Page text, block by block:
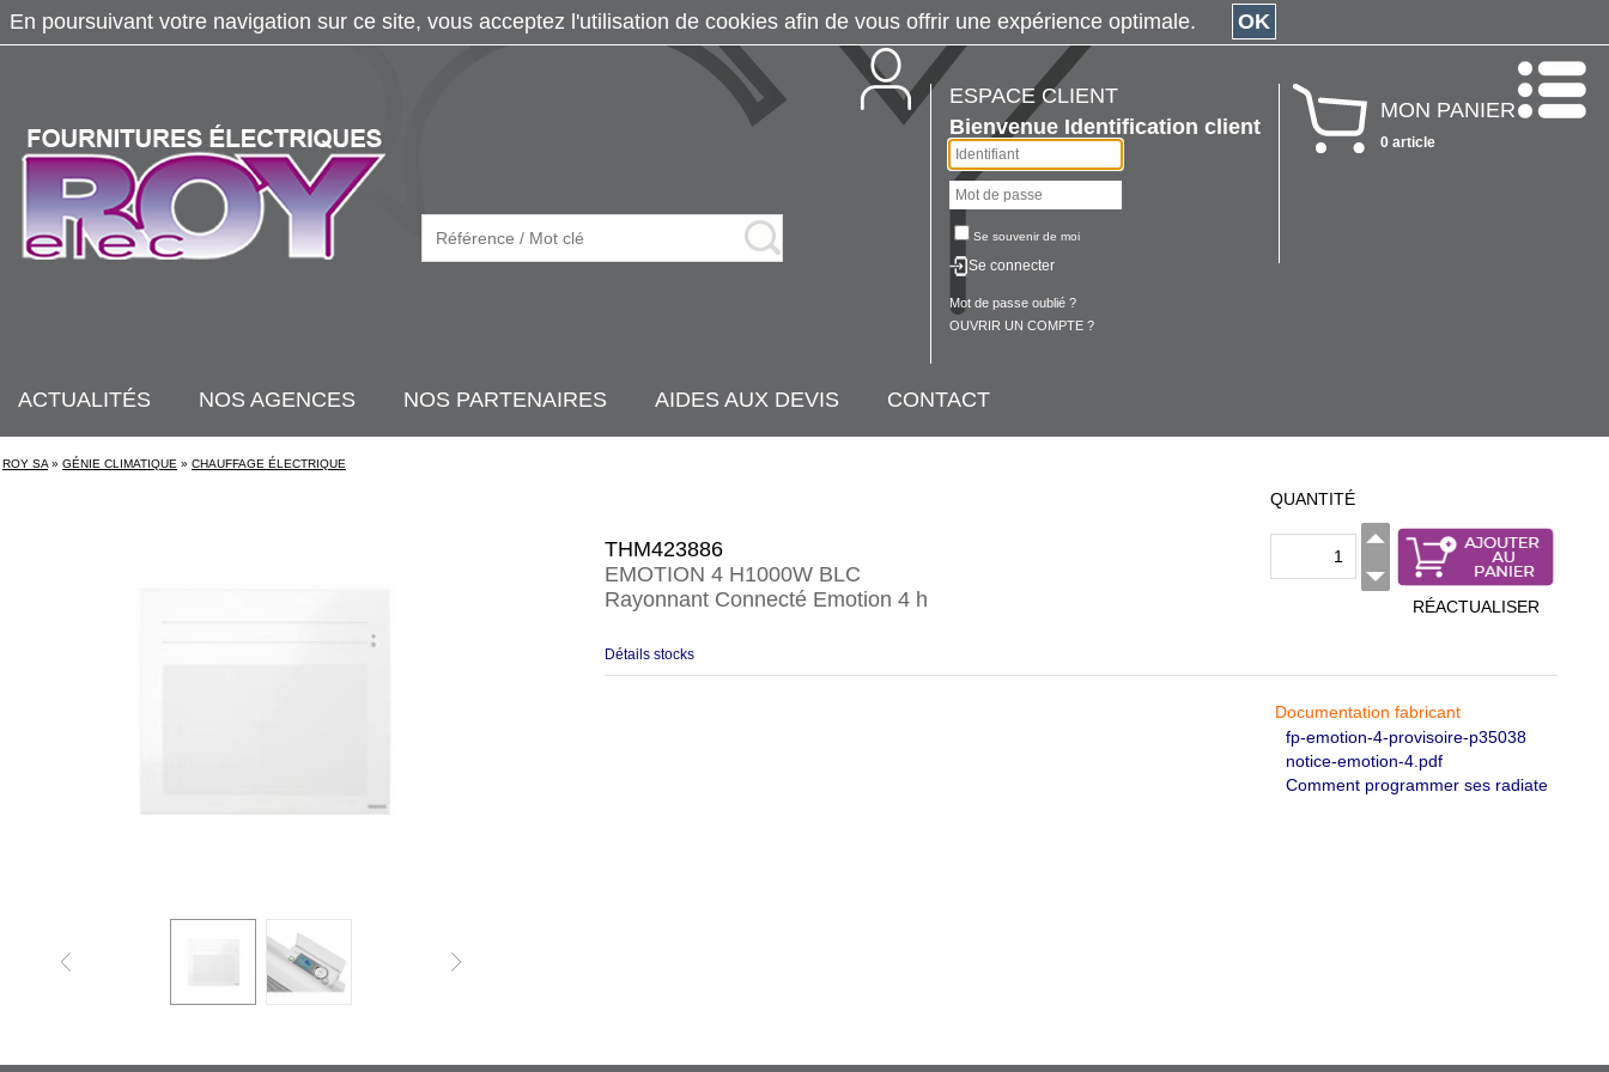
ESPACE CLIENT
Bienvenue Identification client
Se souvenir de moi
Se connecter
Mot de passe oublié ?
OUVRIR UN COMPTE ?
MON PANIER
0 article
ACTUALITÉS NOS AGENCES NOS PARTENAIRES AIDES AUX DEVIS CONTACT
ROY SA » GÉNIE CLIMATIQUE » CHAUFFAGE ÉLECTRIQUE
THM423886
EMOTION 4 H1000W BLC
Rayonnant Connecté Emotion 4 h
QUANTITÉ
RÉACTUALISER
Détails stocks
Documentation fabricant
fp-emotion-4-provisoire-p35038
notice-emotion-4.pdf
Comment programmer ses radiate
En poursuivant votre navigation sur ce site, vous acceptez l'utilisation de cookies afin de vous offrir une expérience optimale. OK